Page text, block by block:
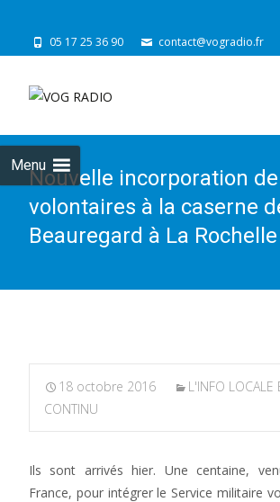
05 17 25 36 90 contact@vogradio.fr
Menu
Nouvelle incorporation
volontaires à la caserne
Beauregard à La Rochelle
18 octobre 2016
L'INFO LOCALE
CONTINU
Ils sont arrivés hier. Une centaine,
France, pour intégrer le Service militaire